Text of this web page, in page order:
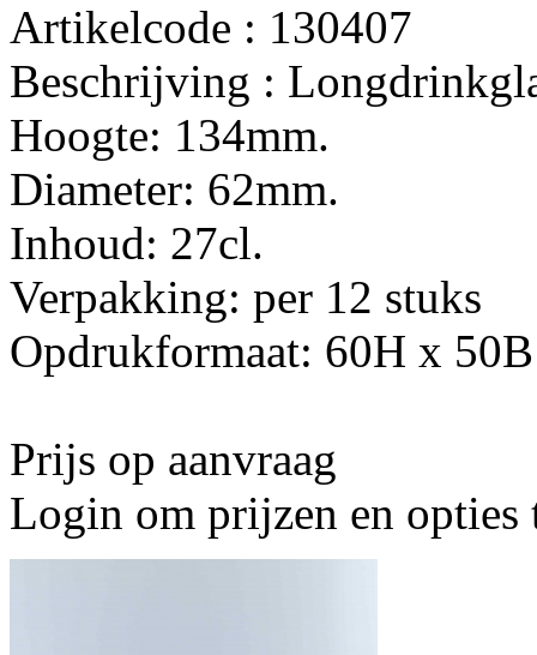
Artikelcode : 130407
Beschrijving :
Hoogte: 134mm.
Diameter: 62mm.
Inhoud: 27cl.
Verpakking: per 12 stuks
Opdrukformaat: 60H x 50B
Prijs op aanvraag
Login om prijzen en opties